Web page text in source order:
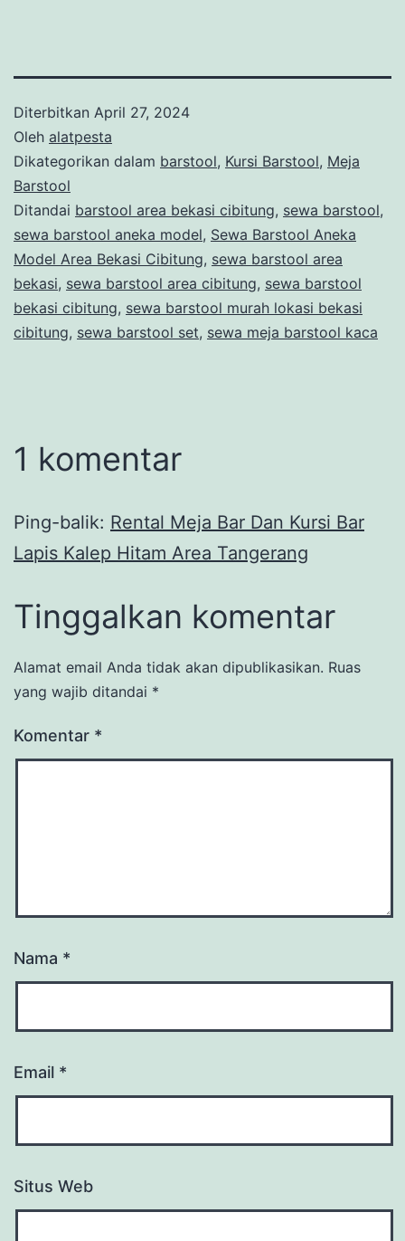
Diterbitkan April 27, 2024
Oleh alatpesta
Dikategorikan dalam barstool, Kursi Barstool, Meja
Barstool
Ditandai barstool area bekasi cibitung, sewa barstool,
sewa barstool aneka model, Sewa Barstool Aneka
Model Area Bekasi Cibitung, sewa barstool area
bekasi, sewa barstool area cibitung, sewa barstool
bekasi cibitung, sewa barstool murah lokasi bekasi
cibitung, sewa barstool set, sewa meja barstool kaca
1 komentar
Ping-balik: Rental Meja Bar Dan Kursi Bar
Lapis Kalep Hitam Area Tangerang
Tinggalkan komentar
Alamat email Anda tidak akan dipublikasikan. Ruas
yang wajib ditandai *
Komentar *
Nama *
Email *
Situs Web